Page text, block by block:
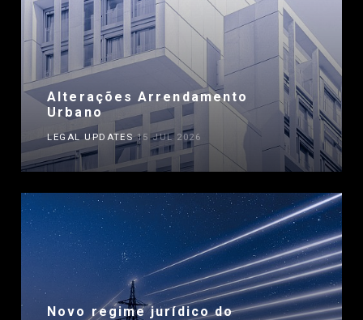
Alterações Arrendamento
Urbano
LEGAL UPDATES15 JUL 2026
Novo regime jurídico do